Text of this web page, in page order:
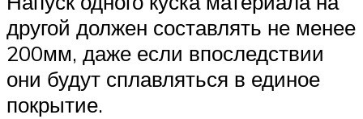
другой должен составлять не менее
200мм, даже если впоследствии
они будут сплавляться в единое
покрытие.